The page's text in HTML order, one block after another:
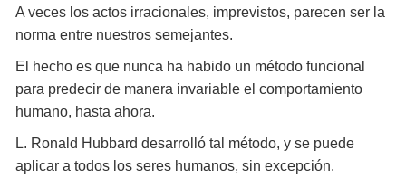
A veces los actos irracionales, imprevistos, parecen ser la
norma entre nuestros semejantes.
El hecho es que nunca ha habido un método funcional
para predecir de manera invariable el comportamiento
humano, hasta ahora.
L. Ronald Hubbard desarrolló tal método, y se puede
aplicar a todos los seres humanos, sin excepción.